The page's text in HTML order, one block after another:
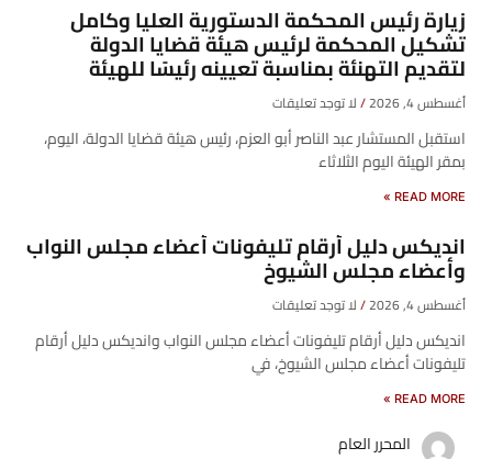
زيارة رئيس المحكمة الدستورية العليا وكامل
تشكيل المحكمة لرئيس هيئة قضايا الدولة
لتقديم التهنئة بمناسبة تعيينه رئيسًا للهيئة
أغسطس 4, 2026 لا توجد تعليقات
​استقبل المستشار عبد الناصر أبو العزم، رئيس هيئة قضايا الدولة، اليوم،
بمقر الهيئة اليوم الثلاثاء
READ MORE »
انديكس دليل أرقام تليفونات أعضاء مجلس النواب
وأعضاء مجلس الشيوخ
أغسطس 4, 2026 لا توجد تعليقات
انديكس دليل أرقام تليفونات أعضاء مجلس النواب وانديكس دليل أرقام
تليفونات أعضاء مجلس الشيوخ، في
READ MORE »
المحرر العام